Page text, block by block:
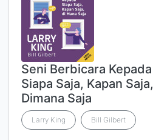
Seni Berbicara Kepada
Siapa Saja, Kapan Saja,
Dimana Saja
Larry King Bill Gilbert